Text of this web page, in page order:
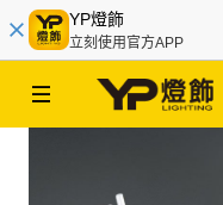
YP燈飾
立刻使用官方APP